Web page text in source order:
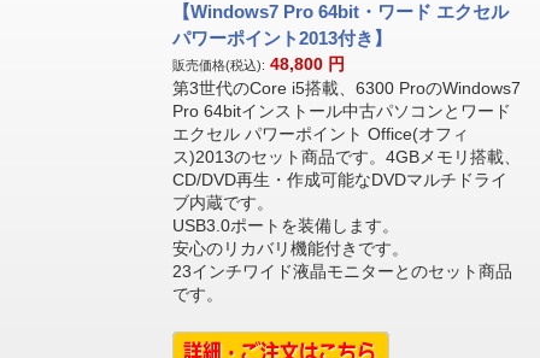
【Windows7 Pro 64bit・ワード エクセル
パワーポイント2013付き】
販売価格(税込): 48,800 円
第3世代のCore i5搭載、6300 ProのWindows7
Pro 64bitインストール中古パソコンとワード
エクセル パワーポイント Office(オフィ
ス)2013のセット商品です。4GBメモリ搭載、
CD/DVD再生・作成可能なDVDマルチドライ
ブ内蔵です。
USB3.0ポートを装備します。
安心のリカバリ機能付きです。
23インチワイド液晶モニターとのセット商品
です。